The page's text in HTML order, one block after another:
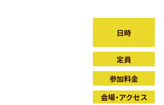
日時
定員
参加料金
会場・アクセス